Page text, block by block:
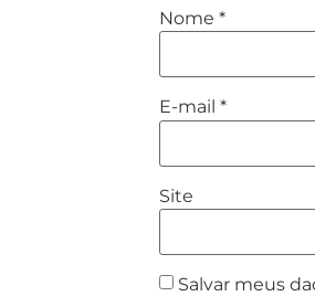
Nome*
E-mail*
Site
Salvar meus